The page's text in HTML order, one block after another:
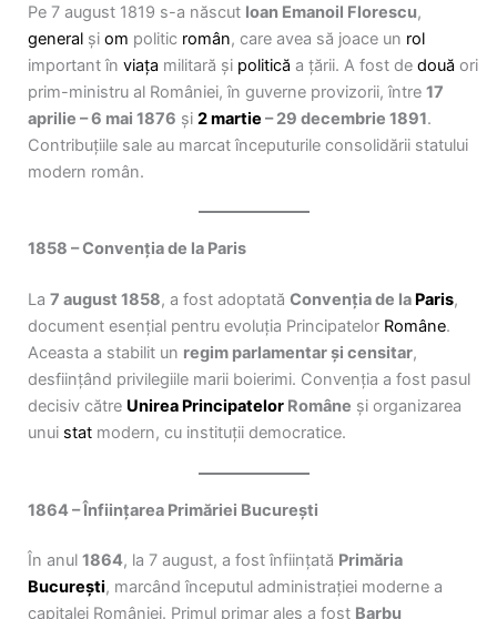
Pe 7 august 1819 s-a născut Ioan Emanoil Florescu,
general și om politic român, care avea să joace un rol
important în viața militară și politică a țării. A fost de două ori
prim-ministru al României, în guverne provizorii, între 17
aprilie – 6 mai 1876 și 2 martie – 29 decembrie 1891.
Contribuțiile sale au marcat începuturile consolidării statului
modern român.
1858 – Convenția de la Paris
La 7 august 1858, a fost adoptată Convenția de la Paris,
document esențial pentru evoluția Principatelor Române.
Aceasta a stabilit un regim parlamentar și censitar,
desființând privilegiile marii boierimi. Convenția a fost pasul
decisiv către Unirea Principatelor Române și organizarea
unui stat modern, cu instituții democratice.
1864 – Înființarea Primăriei București
În anul 1864, la 7 august, a fost înființată Primăria
București, marcând începutul administrației moderne a
capitalei României. Primul primar ales a fost Barbu